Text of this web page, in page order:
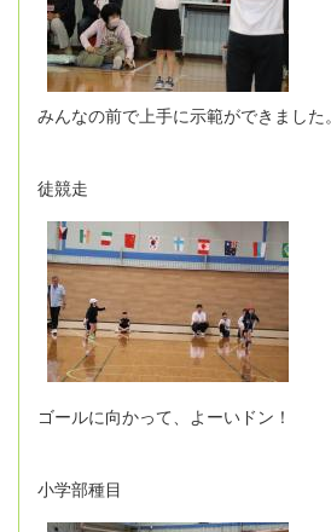
みんなの前で上手に示範ができました。
徒競走
ゴールに向かって、よーいドン！
小学部種目